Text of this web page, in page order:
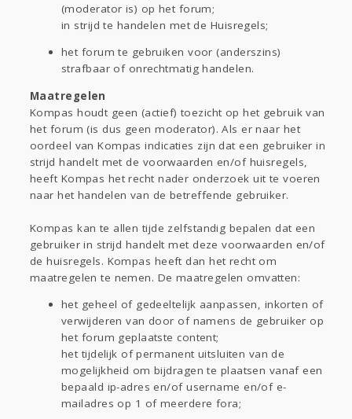
(moderator is) op het forum;
in strijd te handelen met de Huisregels;
het forum te gebruiken voor (anderszins)
strafbaar of onrechtmatig handelen.
Maatregelen
Kompas houdt geen (actief) toezicht op het gebruik van
het forum (is dus geen moderator). Als er naar het
oordeel van Kompas indicaties zijn dat een gebruiker in
strijd handelt met de voorwaarden en/of huisregels,
heeft Kompas het recht nader onderzoek uit te voeren
naar het handelen van de betreffende gebruiker.
Kompas kan te allen tijde zelfstandig bepalen dat een
gebruiker in strijd handelt met deze voorwaarden en/of
de huisregels. Kompas heeft dan het recht om
maatregelen te nemen. De maatregelen omvatten:
het geheel of gedeeltelijk aanpassen, inkorten of
verwijderen van door of namens de gebruiker op
het forum geplaatste content;
het tijdelijk of permanent uitsluiten van de
mogelijkheid om bijdragen te plaatsen vanaf een
bepaald ip-adres en/of username en/of e-
mailadres op 1 of meerdere fora;